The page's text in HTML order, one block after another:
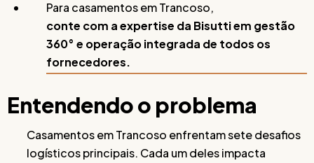
Para casamentos em Trancoso,
conte com a expertise da Bisutti em gestão
360° e operação integrada de todos os
fornecedores.
Entendendo o problema
Casamentos em Trancoso enfrentam sete desafios
logísticos principais. Cada um deles impacta